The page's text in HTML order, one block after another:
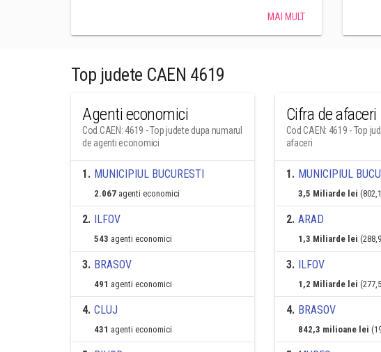
MAI MULT
Top judete CAEN 4619
Agenti economici
Cod CAEN: 4619 - Top judete dupa numarul
de agenti economici
1. MUNICIPIUL BUCURESTI
2.067 agenti economici
2. ILFOV
543 agenti economici
3. BRASOV
491 agenti economici
4. CLUJ
431 agenti economici
Cifra de afaceri
Cod CAEN: 4619 - Top
afaceri
1. MUNICIPIUL
3,5 Miliarde lei
2. ARAD
1,3 Miliarde lei
3. ILFOV
1,2 Miliarde lei
4. BRASOV
842,3 milioane lei